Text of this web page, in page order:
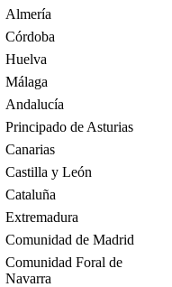
Almería
Córdoba
Huelva
Málaga
Andalucía
Principado de Asturias
Canarias
Castilla y León
Cataluña
Extremadura
Comunidad de Madrid
Comunidad Foral de
Navarra